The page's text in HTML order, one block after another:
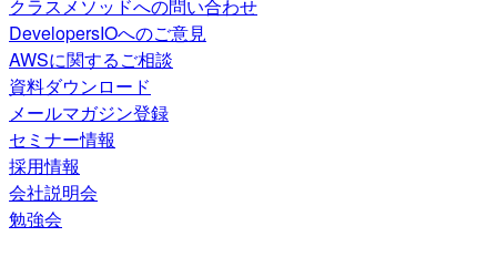
クラスメソッドへの問い合わせ
DevelopersIOへのご意見
AWSに関するご相談
資料ダウンロード
メールマガジン登録
セミナー情報
採用情報
会社説明会
勉強会